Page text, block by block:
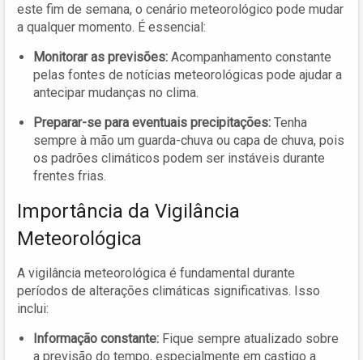
este fim de semana, o cenário meteorológico pode mudar
a qualquer momento. É essencial:
Monitorar as previsões: Acompanhamento constante
pelas fontes de notícias meteorológicas pode ajudar a
antecipar mudanças no clima.
Preparar-se para eventuais precipitações: Tenha
sempre à mão um guarda-chuva ou capa de chuva, pois
os padrões climáticos podem ser instáveis durante
frentes frias.
Importância da Vigilância
Meteorológica
A vigilância meteorológica é fundamental durante
períodos de alterações climáticas significativas. Isso
inclui:
Informação constante: Fique sempre atualizado sobre
a previsão do tempo, especialmente em castigo a